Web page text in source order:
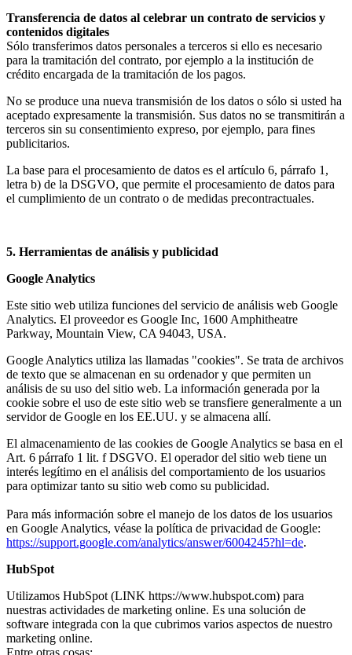
Transferencia de datos al celebrar un contrato de servicios y
contenidos digitales
Sólo transferimos datos personales a terceros si ello es necesario
para la tramitación del contrato, por ejemplo a la institución de
crédito encargada de la tramitación de los pagos.
No se produce una nueva transmisión de los datos o sólo si usted ha
aceptado expresamente la transmisión. Sus datos no se transmitirán a
terceros sin su consentimiento expreso, por ejemplo, para fines
publicitarios.
La base para el procesamiento de datos es el artículo 6, párrafo 1,
letra b) de la DSGVO, que permite el procesamiento de datos para
el cumplimiento de un contrato o de medidas precontractuales.
5. Herramientas de análisis y publicidad
Google Analytics
Este sitio web utiliza funciones del servicio de análisis web Google
Analytics. El proveedor es Google Inc, 1600 Amphitheatre
Parkway, Mountain View, CA 94043, USA.
Google Analytics utiliza las llamadas "cookies". Se trata de archivos
de texto que se almacenan en su ordenador y que permiten un
análisis de su uso del sitio web. La información generada por la
cookie sobre el uso de este sitio web se transfiere generalmente a un
servidor de Google en los EE.UU. y se almacena allí.
El almacenamiento de las cookies de Google Analytics se basa en el
Art. 6 párrafo 1 lit. f DSGVO. El operador del sitio web tiene un
interés legítimo en el análisis del comportamiento de los usuarios
para optimizar tanto su sitio web como su publicidad.
Para más información sobre el manejo de los datos de los usuarios
en Google Analytics, véase la política de privacidad de Google:
https://support.google.com/analytics/answer/6004245?hl=de.
HubSpot
Utilizamos HubSpot (LINK https://www.hubspot.com) para
nuestras actividades de marketing online. Es una solución de
software integrada con la que cubrimos varios aspectos de nuestro
marketing online.
Entre otras cosas: